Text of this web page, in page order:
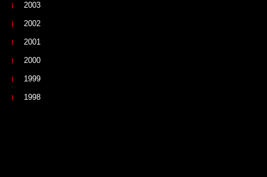
2003
2002
2001
2000
1999
1998